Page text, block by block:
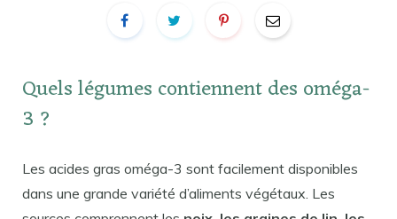
Quels légumes contiennent des oméga-
3 ?
Les acides gras oméga-3 sont facilement disponibles
dans une grande variété d’aliments végétaux. Les